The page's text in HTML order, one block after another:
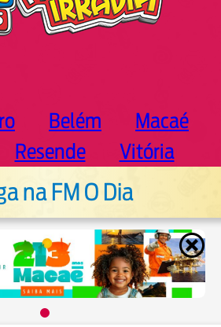
Belém
Macaé
Resende Vitória
na FM O Dia